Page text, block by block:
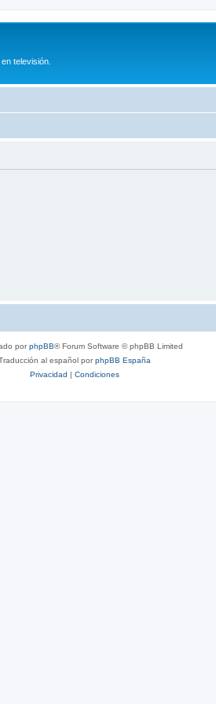
televisión.
porphpBB® Forum Software © phpBB Limited
al español porphpBB España
Privacidad | Condiciones